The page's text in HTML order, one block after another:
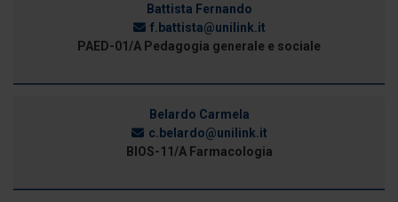
Battista Fernando
f.battista@unilink.it
PAED-01/A Pedagogia generale e sociale
Belardo Carmela
c.belardo@unilink.it
BIOS-11/A Farmacologia